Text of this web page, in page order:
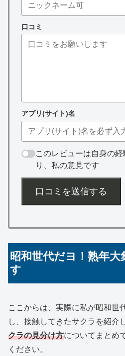
口コミ
アプリ(サイト)名
このレビューは自身の
り、私の意見です
口コミを送信する
昭和世代だヨ！熟年
す
ここからは、実際に私が昭和世
し、接触してきたサクラを紹介
クラの見分け方についてまとめ
ください。